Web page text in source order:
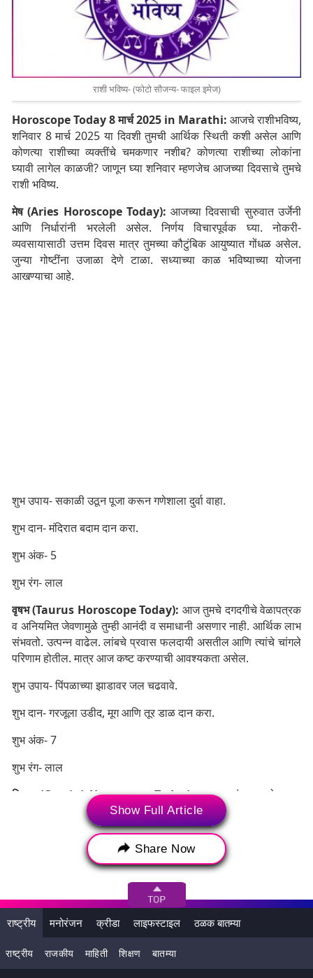
राशी भविष्य- (फोटो सौजन्य- फाइल इमेज)
Horoscope Today 8 मार्च 2025 in Marathi: आजचे राशीभविष्य,
शनिवार 8 मार्च 2025 या दिवशी तुमची आर्थिक स्थिती कशी असेल आणि
कोणत्या राशीच्या व्यक्तींचे चमकणार नशीब? कोणत्या राशीच्या लोकांना
घ्यावी लागेल काळजी? जाणून घ्या शनिवार म्हणजेच आजच्या दिवसाचे तुमचे
राशी भविष्य.
मेष (Aries Horoscope Today): आजच्या दिवसाची सुरुवात उर्जेनी
आणि निर्धारांनी भरलेली असेल. निर्णय विचारपूर्वक घ्या. नोकरी-
व्यवसायासाठी उत्तम दिवस मात्र तुमच्या कौटुंबिक आयुष्यात गोंधळ असेल.
जुन्या गोष्टींना उजाळा देणे टाळा. सध्याच्या काळ भविष्याच्या योजना
आखण्याचा आहे.
शुभ उपाय- सकाळी उठून पूजा करून गणेशाला दुर्वा वाहा.
शुभ दान- मंदिरात बदाम दान करा.
शुभ अंक- 5
शुभ रंग- लाल
वृषभ (Taurus Horoscope Today): आज तुमचे दगदगीचे वेळापत्रक
व अनियमित जेवणामुळे तुम्ही आनंदी व समाधानी असणार नाही. आर्थिक लाभ
संभवतो. उत्पन्न वाढेल. लांबचे प्रवास फलदायी असतील आणि त्यांचे चांगले
परिणाम होतील. मात्र आज कष्ट करण्याची आवश्यकता असेल.
शुभ उपाय- पिंपळाच्या झाडावर जल चढवावे.
शुभ दान- गरजूला उडीद, मूग आणि तूर डाळ दान करा.
शुभ अंक- 7
शुभ रंग- लाल
मिथुन (Gemini Horoscope Today):आज मुलांच्या आरोग्याच्या
कुरबुरी राहतील, वैवाहिक आयुष्यात तुम्ही अधिक वेळ देणे आणि बांधिलकी
दर्शविणे आवश्यक असेल. कामाबाबत अलिप्तता जाणवेल. मात्र आजचा दिवस
कुटुंबासोबत व्यतीत करणे फायद्याचे ठरेल. मानसिक स्वास्थ्य लाभेल.
Show Full Article
Share Now
राष्ट्रीय मनोरंजन क्रीडा लाइफस्टाइल ठळक बातम्या
राष्ट्रीय राजकीय माहिती शिक्षण बातम्या